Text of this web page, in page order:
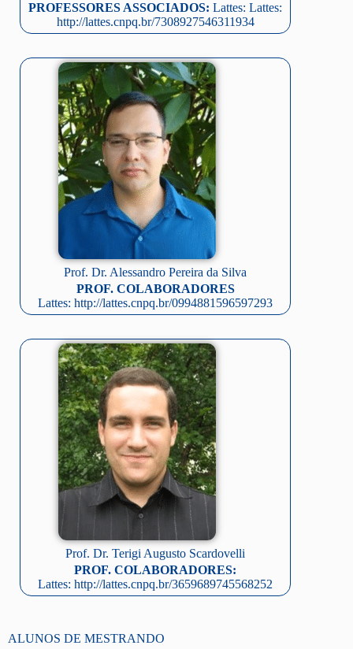
PROFESSORES ASSOCIADOS: Lattes: Lattes:
http://lattes.cnpq.br/7308927546311934
Prof. Dr. Alessandro Pereira da Silva
PROF. COLABORADORES
Lattes: http://lattes.cnpq.br/0994881596597293
Prof. Dr. Terigi Augusto Scardovelli
PROF. COLABORADORES:
Lattes: http://lattes.cnpq.br/3659689745568252
ALUNOS DE MESTRANDO